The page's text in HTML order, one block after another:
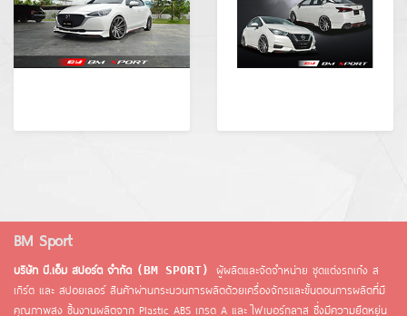
BM Sport
บริษัท บี.เอ็ม สปอร์ต จำกัด (BM SPORT)
ผู้ผลิตและจัดจำหน่าย ชุดแต่งรถเก๋ง ส
เกิร์ต และ สปอยเลอร์ สินค้าผ่านกระบวนการผลิตด้วยเครื่องจักรและขั้นตอนการผลิตที่มี
คุณภาพสูง ชิ้นงานผลิตจาก Plastic ABS เกรด A และ ไฟเบอร์กลาส ซึ่งมีความยึดหยุ่น